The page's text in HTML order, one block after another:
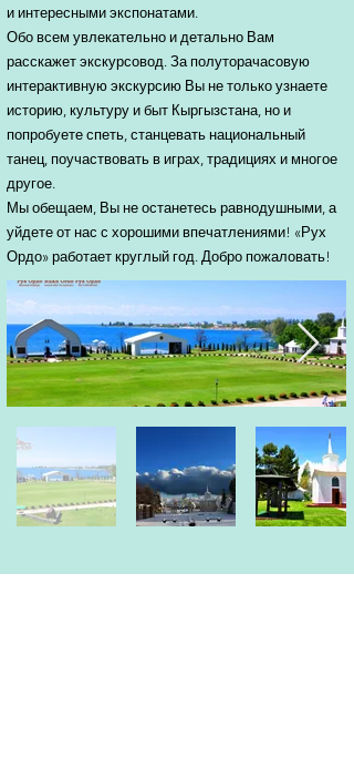
и интересными экспонатами.
Обо всем увлекательно и детально Вам
расскажет экскурсовод. За полуторачасовую
интерактивную экскурсию Вы не только узнаете
историю, культуру и быт Кыргызстана, но и
попробуете спеть, станцевать национальный
танец, поучаствовать в играх, традициях и многое
другое.
Мы обещаем, Вы не останетесь равнодушными, а
уйдете от нас с хорошими впечатлениями! «Рух
Ордо» работает круглый год. Добро пожаловать!